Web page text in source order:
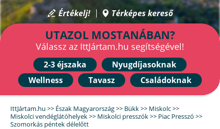
Értékelj! Térképes kereső
UTAZOL MOSTANÁBAN?
Válassz az IttJártam.hu segítségével!
2-3 éjszaka
Nyugdíjasoknak
Wellness
Tavasz Családoknak
IttJártam.hu >> Észak Magyarország>> Bükk>> Miskolc>>
Miskolci vendéglátóhelyek>> Miskolci presszók>> Piac Presszó >>
Szomorkás péntek délelőtt